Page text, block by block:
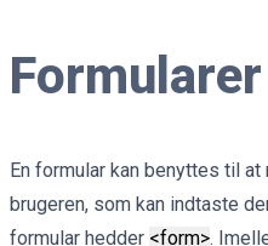
En formular kan benyttes til
brugeren, som kan indtaste
formular hedder <form>.